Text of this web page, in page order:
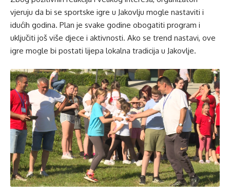
vjeruju da bi se sportske igre u Jakovlju mogle nastaviti i
idućih godina. Plan je svake godine obogatiti program i
uključiti još više djece i aktivnosti. Ako se trend nastavi, ove
igre mogle bi postati lijepa lokalna tradicija u Jakovlje.